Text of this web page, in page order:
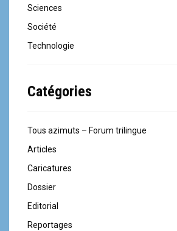
Sciences
Société
Technologie
Catégories
Tous azimuts – Forum trilingue
Articles
Caricatures
Dossier
Editorial
Reportages